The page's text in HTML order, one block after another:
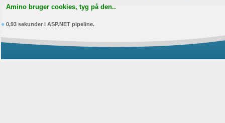
Amino bruger cookies, tyg på den..
0,93 sekunder i ASP.NET pipeline.